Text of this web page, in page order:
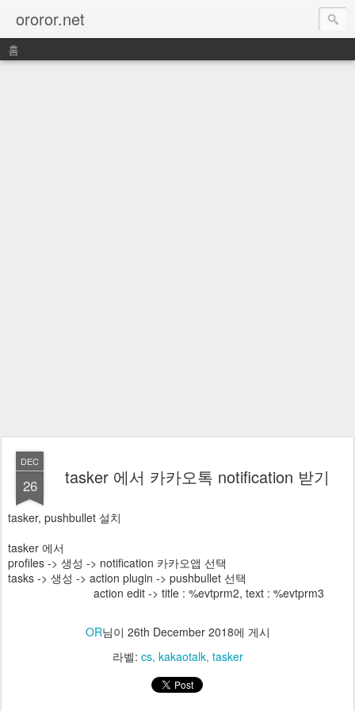
ororor.net
홈
DEC
26 tasker 에서 카카오톡 notification 받기
tasker, pushbullet 설치
tasker 에서
profiles -> 생성 -> notification 카카오앱 선택
tasks -> 생성 -> action plugin -> pushbullet 선택
action edit -> title : %evtprm2, text : %evtprm3
OR님이 26th December 2018에 게시
라벨: cs kakaotalk tasker